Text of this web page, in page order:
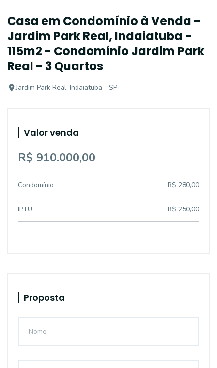
Casa em Condomínio à Venda -
Jardim Park Real, Indaiatuba -
115m2 - Condomínio Jardim Park
Real - 3 Quartos
Jardim Park Real, Indaiatuba - SP
Valor venda
R$ 910.000,00
Condomínio R$ 280,00
IPTU R$ 250,00
Proposta